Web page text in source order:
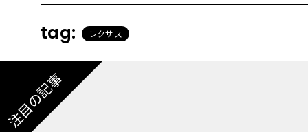
tag: レクサス
注目の記事